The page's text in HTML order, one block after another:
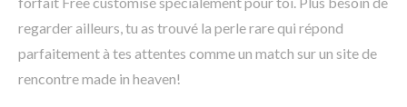
regarder ailleurs, tu as trouvé la perle rare qui répond
parfaitement à tes attentes comme un match sur un site de
rencontre made in heaven!